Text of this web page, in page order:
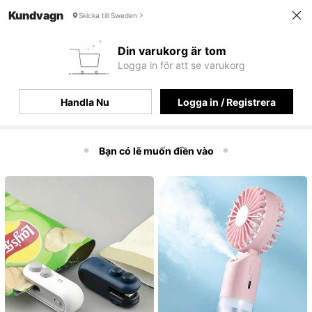
Kundvagn Skicka till Sweden
Din varukorg är tom
Logga in för att se varukorg
Handla Nu Logga in / Registrera
Bạn có lẽ muốn điền vào